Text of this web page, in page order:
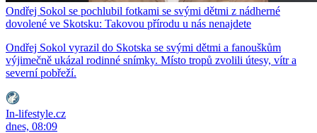
Ondřej Sokol se pochlubil fotkami se svými dětmi z nádherné
dovolené ve Skotsku: Takovou přírodu u nás nenajdete
Ondřej Sokol vyrazil do Skotska se svými dětmi a fanouškům
výjimečně ukázal rodinné snímky. Místo tropů zvolili útesy, vítr a
severní pobřeží.
In-lifestyle.cz
dnes, 08:09